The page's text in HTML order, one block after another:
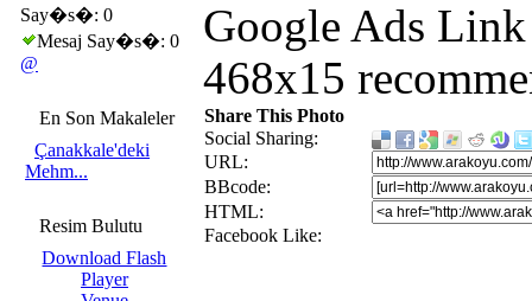
Say�s�: 0
Mesaj Say�s�: 0
@
En Son Makaleler
Çanakkale'deki
Mehm...
Resim Bulutu
Download Flash
Player
Google Ads
468x15
Share This Photo
Social Sharing:
URL:
BBcode:
HTML:
Facebook Like: